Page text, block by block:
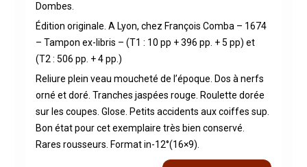
Dombes.
Édition originale. A Lyon, chez François Comba – 1674
– Tampon ex-libris – (T1 : 10 pp + 396 pp. + 5 pp) et
(T2 : 506 pp. + 4 pp.)
Reliure plein veau moucheté de l’époque. Dos à nerfs
orné et doré. Tranches jaspées rouge. Roulette dorée
sur les coupes. Glose. Petits accidents aux coiffes sup.
Bon état pour cet exemplaire très bien conservé.
Rares rousseurs. Format in-12°(16×9).